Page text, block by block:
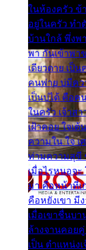
ในห้องครัว ข้
อยู่ในครัว ทำ
บ้านใกล้ พึ่งพ
พา กันเข้าพา
เดียวดาย เป็
คนพ่าย บ่มีคว
เป็นบ่ได้ คือค
ในครัว เจ้าสา
เฝ้าคอย ใจเ
ความใน ใจ เ
ท่ามความสุขี
เมื่อไรหนอจ
มา คือหน้าที่เ
คือหยังเขา มี
เมื่อเขาชื่นบ
ล้างจานคอย
เป็น ตำแหน่ง